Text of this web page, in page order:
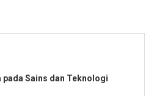
Sains dan Teknologi